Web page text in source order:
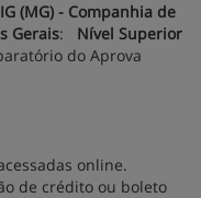
(MG) - Companhia de
Gerais: Nível Superior
do Aprova
online.
de crédito ou boleto